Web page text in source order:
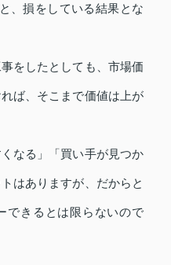
、損をしている結果とな
をしたとしても、市場価
ば、そこまで価値は上が
なる」「買い手が見つか
はありますが、だからと
できるとは限らないので